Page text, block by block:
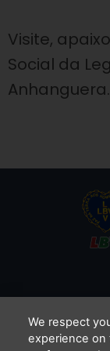
Visite,
Social da
We respect
experience on